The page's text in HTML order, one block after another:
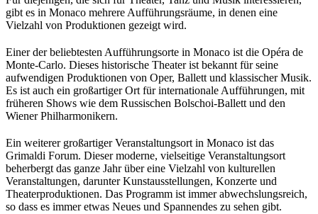
gibt es in Monaco mehrere Aufführungsräume, in denen eine
Vielzahl von Produktionen gezeigt wird.
Einer der beliebtesten Aufführungsorte in Monaco ist die Opéra de
Monte-Carlo. Dieses historische Theater ist bekannt für seine
aufwendigen Produktionen von Oper, Ballett und klassischer Musik.
Es ist auch ein großartiger Ort für internationale Aufführungen, mit
früheren Shows wie dem Russischen Bolschoi-Ballett und den
Wiener Philharmonikern.
Ein weiterer großartiger Veranstaltungsort in Monaco ist das
Grimaldi Forum. Dieser moderne, vielseitige Veranstaltungsort
beherbergt das ganze Jahr über eine Vielzahl von kulturellen
Veranstaltungen, darunter Kunstausstellungen, Konzerte und
Theaterproduktionen. Das Programm ist immer abwechslungsreich,
so dass es immer etwas Neues und Spannendes zu sehen gibt.